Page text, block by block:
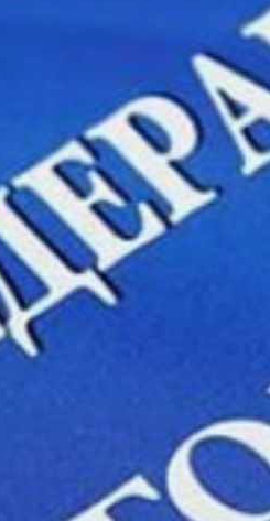
благополучия
что назначенная
30 суток на то, чтобы
к поправкам и определить
же данный
выстроить в
всю работу, связанную с
дня.
голосования, а в
рабочих местах, в
Поэтому нам эти 30
Президент.
Элла
начать голосование
даты, чтобы вся
семь дней. Она
голосования на
избежать очередей
избирательных
обратился к руководству
и Роспотребнадзору с
организации процесса